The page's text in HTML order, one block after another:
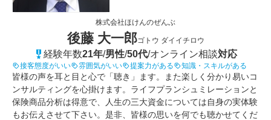
株式会社ほけんのぜんぶ
後藤 大一郎ゴトウ ダイイチロウ
経験年数21年/男性/50代/オンライン相談対応
接客態度がいい 雰囲気がいい 提案力がある 知識・スキルがある
皆様の声を耳と目と心で「聴き」ます。また楽しく分かり易いコ
ンサルティングを心掛けます。ライフプランシュミレーションと
保険商品分析は得意で、人生の三大資金については自身の実体験
もお伝えさせて下さい。是非、皆様の思いを何でも聴かせてくだ